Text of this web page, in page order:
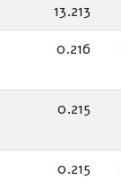
13.213
0.216
0.215
0.215